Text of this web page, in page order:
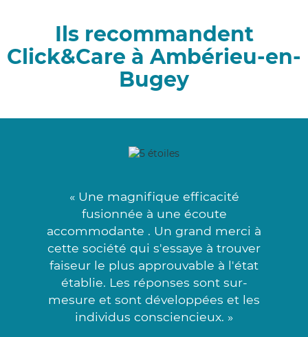
Ils recommandent
Click&Care à Ambérieu-en-
Bugey
« Une magnifique efficacité
fusionnée à une écoute
accommodante . Un grand merci à
cette société qui s'essaye à trouver
faiseur le plus approuvable à l'état
établie. Les réponses sont sur-
mesure et sont développées et les
individus consciencieux. »